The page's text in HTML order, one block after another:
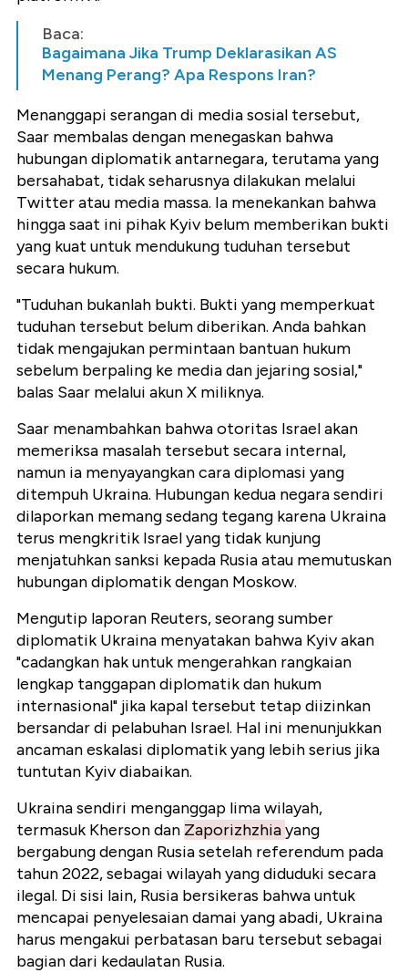
Baca:
Bagaimana Jika Trump Deklarasikan AS
Menang Perang? Apa Respons Iran?
Menanggapi serangan di media sosial tersebut,
Saar membalas dengan menegaskan bahwa
hubungan diplomatik antarnegara, terutama yang
bersahabat, tidak seharusnya dilakukan melalui
Twitter atau media massa. Ia menekankan bahwa
hingga saat ini pihak Kyiv belum memberikan bukti
yang kuat untuk mendukung tuduhan tersebut
secara hukum.
"Tuduhan bukanlah bukti. Bukti yang memperkuat
tuduhan tersebut belum diberikan. Anda bahkan
tidak mengajukan permintaan bantuan hukum
sebelum berpaling ke media dan jejaring sosial,"
balas Saar melalui akun X miliknya.
Saar menambahkan bahwa otoritas Israel akan
memeriksa masalah tersebut secara internal,
namun ia menyayangkan cara diplomasi yang
ditempuh Ukraina. Hubungan kedua negara sendiri
dilaporkan memang sedang tegang karena Ukraina
terus mengkritik Israel yang tidak kunjung
menjatuhkan sanksi kepada Rusia atau memutuskan
hubungan diplomatik dengan Moskow.
Mengutip laporan Reuters, seorang sumber
diplomatik Ukraina menyatakan bahwa Kyiv akan
"cadangkan hak untuk mengerahkan rangkaian
lengkap tanggapan diplomatik dan hukum
internasional" jika kapal tersebut tetap diizinkan
bersandar di pelabuhan Israel. Hal ini menunjukkan
ancaman eskalasi diplomatik yang lebih serius jika
tuntutan Kyiv diabaikan.
Ukraina sendiri menganggap lima wilayah,
termasuk Kherson dan Zaporizhzhiayang
bergabung dengan Rusia setelah referendum pada
tahun 2022, sebagai wilayah yang diduduki secara
ilegal. Di sisi lain, Rusia bersikeras bahwa untuk
mencapai penyelesaian damai yang abadi, Ukraina
harus mengakui perbatasan baru tersebut sebagai
bagian dari kedaulatan Rusia.